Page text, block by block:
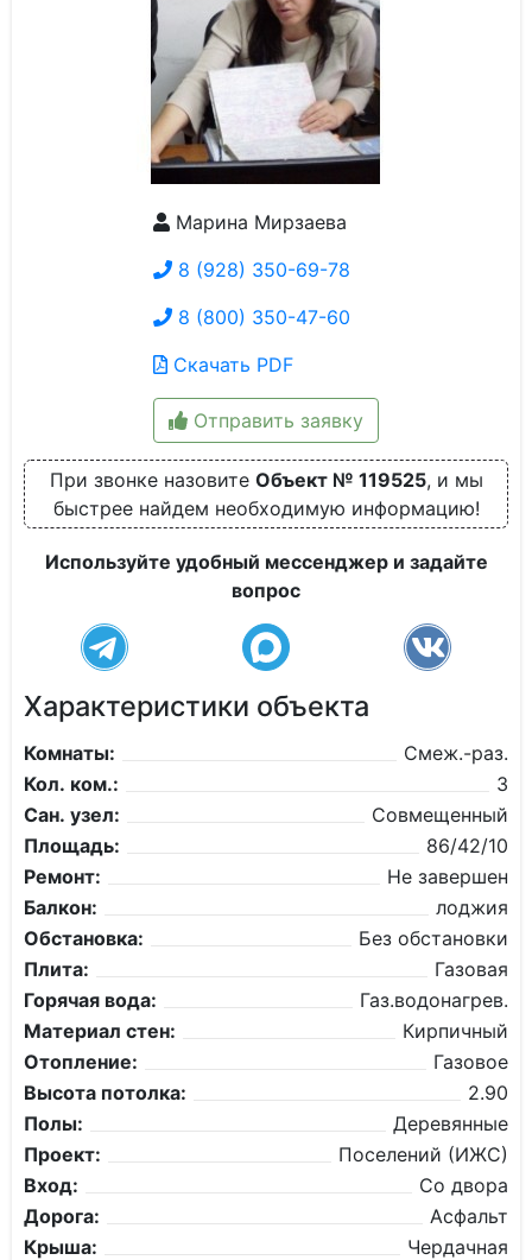
Марина Мирзаева
8 (928) 350-69-78
8 (800) 350-47-60
Скачать PDF
Отправить заявку
При звонке назовите Объект № 119525, и мы
быстрее найдем необходимую информацию!
Используйте удобный мессенджер и задайте
вопрос
Характеристики объекта
Комнаты:
Смеж.-раз.
Кол. ком.:
3
Сан. узел:
Совмещенный
Площадь:
86/42/10
Ремонт:
Не завершен
Балкон:
лоджия
Обстановка:
Без обстановки
Плита:
Газовая
Горячая вода:
Газ.водонагрев.
Материал стен:
Кирпичный
Отопление:
Газовое
Высота потолка:
2.90
Полы:
Деревянные
Проект:
Поселений (ИЖС)
Вход:
Со двора
Дорога:
Асфальт
Крыша:
Чердачная